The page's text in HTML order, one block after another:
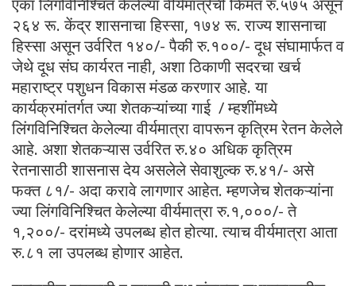
एका लिंगविनिश्चित केलेल्या वीर्यमात्रेची किंमत रु.५७५ असून
२६४ रू. केंद्र शासनाचा हिस्सा, १७४ रू. राज्य शासनाचा
हिस्सा असून उर्वरित १४०/- पैकी रु.१००/- दूध संघामार्फत व
जेथे दूध संघ कार्यरत नाही, अशा ठिकाणी सदरचा खर्च
महाराष्ट्र पशुधन विकास मंडळ करणार आहे. या
कार्यक्रमांतर्गत ज्या शेतकऱ्यांच्या गाई / म्हशींमध्ये
लिंगविनिश्चित केलेल्या वीर्यमात्रा वापरून कृत्रिम रेतन केलेले
आहे. अशा शेतकऱ्यास उर्वरित रु.४० अधिक कृत्रिम
रेतनासाठी शासनास देय असलेले सेवाशुल्क रु.४१/- असे
फक्त ८१/- अदा करावे लागणार आहेत. म्हणजेच शेतकऱ्यांना
ज्या लिंगविनिश्चित केलेल्या वीर्यमात्रा रु.१,०००/- ते
१,२००/- दरांमध्ये उपलब्ध होत होत्या. त्याच वीर्यमात्रा आता
रु.८१ ला उपलब्ध होणार आहेत.